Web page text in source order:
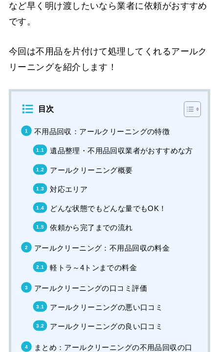
など早く明け渡したいなら業者に依頼がおすすめ
です。
今回は不用品を片付けて処理してくれるアールク
リーニングを紹介します！
目次
不用品回収：アールクリーニングの特徴
遺品整理・不用品回収業者がおすすめな方
アールクリーニング概要
対応エリア
どんな状態でもどんな量でもOK！
依頼から完了までの流れ
アールクリーニング：不用品回収の料金
軽トラ～4トンまでの料金
アールクリーニングの口コミ評価
アールクリーニングの悪い口コミ
アールクリーニングの良い口コミ
まとめ：アールクリーニングの不用品回収の口